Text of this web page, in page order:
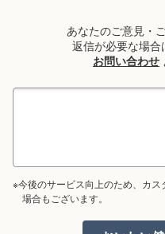
あなたのご意見・
返信が必要な場
お問い合わせ
※今後のサービス向上のため、カ
場合もございます。